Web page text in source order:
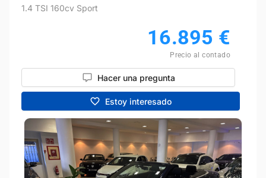
1.4 TSI 160cv Sport
16.895 €
Precio al contado
Hacer una pregunta
Estoy interesado